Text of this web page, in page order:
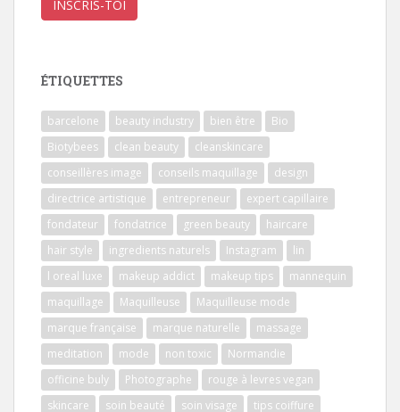
ÉTIQUETTES
barcelone beauty industry bien être
Bio
Biotybees
clean beauty
cleanskincare
conseillères image
conseils maquillage
design
directrice artistique
entrepreneur
expert capillaire
fondateur
fondatrice green beauty
haircare
hair style
ingredients naturels Instagram
lin
l oreal luxe
makeup addict makeup tips
mannequin
maquillage
Maquilleuse
Maquilleuse mode
marque française
marque naturelle
massage
meditation
mode non toxic
Normandie
officine buly
Photographe
rouge à levres vegan
skincare
soin beauté soin visage tips coiffure